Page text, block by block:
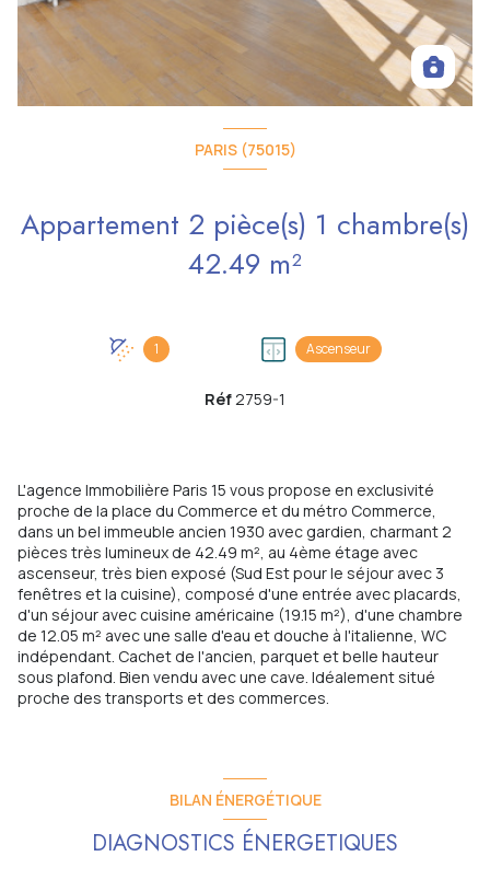
PARIS (75015)
Appartement 2 pièce(s) 1 chambre(s)
42.49 m²
1 Ascenseur
Réf2759-1
L'agence Immobilière Paris 15 vous propose en exclusivité
proche de la place du Commerce et du métro Commerce,
dans un bel immeuble ancien 1930 avec gardien, charmant 2
pièces très lumineux de 42.49 m², au 4ème étage avec
ascenseur, très bien exposé (Sud Est pour le séjour avec 3
fenêtres et la cuisine), composé d'une entrée avec placards,
d'un séjour avec cuisine américaine (19.15 m²), d'une chambre
de 12.05 m² avec une salle d'eau et douche à l'italienne, WC
indépendant. Cachet de l'ancien, parquet et belle hauteur
sous plafond. Bien vendu avec une cave. Idéalement situé
proche des transports et des commerces.
BILAN ÉNERGÉTIQUE
DIAGNOSTICS ÉNERGETIQUES